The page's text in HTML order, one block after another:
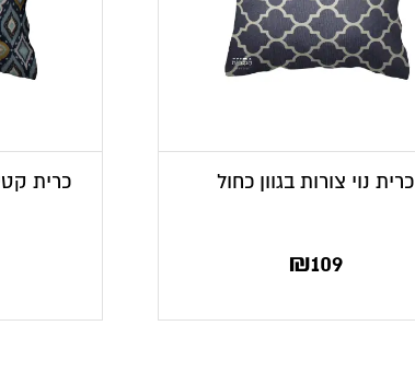
כרית נוי צורות בגוון כחול
₪109
כרית